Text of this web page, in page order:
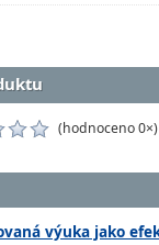
(hodnoceno 0×)
výuka jako